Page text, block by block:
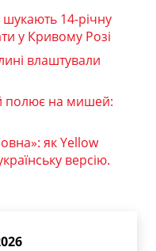
14-річну
у Кривому Розі
влаштували
полює на мишей:
як Yellow
версію.